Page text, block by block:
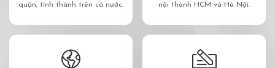
quận, tỉnh thành trên cả nước.
nội thành HCM và Hà Nội.